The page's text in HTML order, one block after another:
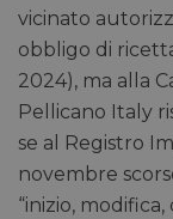
vicinato
obbligo di
2024), ma alla
Pellicano Italy
se al Registro
novembre
“inizio,